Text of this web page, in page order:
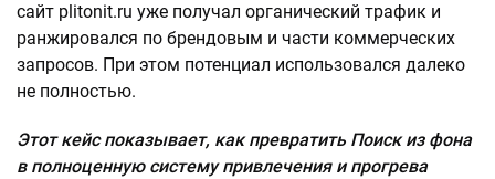
сайт plitonit.ru уже получал органический трафик и
ранжировался по брендовым и части коммерческих
запросов. При этом потенциал использовался далеко
не полностью.
Этот кейс показывает, как превратить Поиск из фона
в полноценную систему привлечения и прогрева